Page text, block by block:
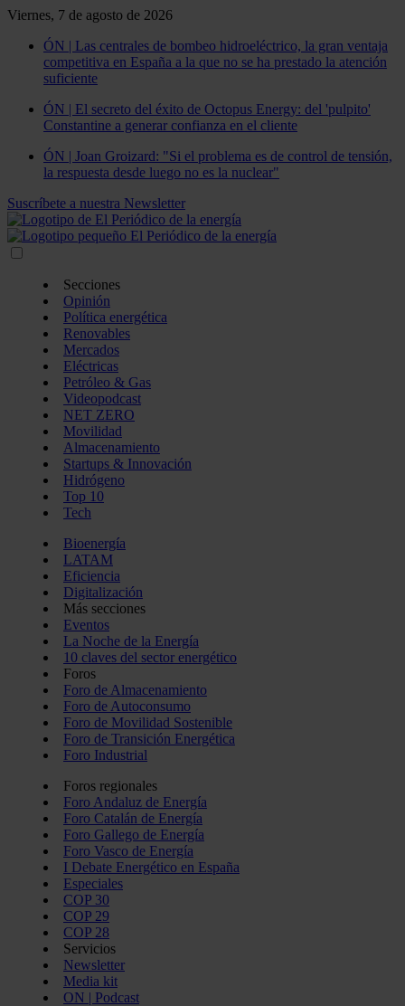
Viernes, 7 de agosto de 2026
ÓN | Las centrales de bombeo hidroeléctrico, la gran ventaja
competitiva en España a la que no se ha prestado la atención
suficiente
ÓN | El secreto del éxito de Octopus Energy: del 'pulpito'
Constantine a generar confianza en el cliente
ÓN | Joan Groizard: "Si el problema es de control de tensión,
la respuesta desde luego no es la nuclear"
Suscríbete a nuestra Newsletter
Secciones
Opinión
Política energética
Renovables
Mercados
Eléctricas
Petróleo & Gas
Videopodcast
NET ZERO
Movilidad
Almacenamiento
Startups & Innovación
Hidrógeno
Top 10
Tech
Bioenergía
LATAM
Eficiencia
Digitalización
Más secciones
Eventos
La Noche de la Energía
10 claves del sector energético
Foros
Foro de Almacenamiento
Foro de Autoconsumo
Foro de Movilidad Sostenible
Foro de Transición Energética
Foro Industrial
Foros regionales
Foro Andaluz de Energía
Foro Catalán de Energía
Foro Gallego de Energía
Foro Vasco de Energía
I Debate Energético en España
Especiales
COP 30
COP 29
COP 28
Servicios
Newsletter
Media kit
ON | Podcast